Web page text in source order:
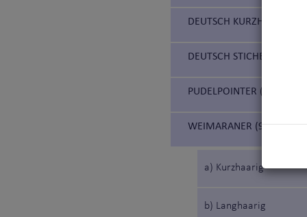
DEUTSCH KURZHAAR
DEUTSCH STICHELHAAR
PUDELPOINTER (216)
WEIMARANER (99)
a) Kurzhaarig
b) Langhaarig